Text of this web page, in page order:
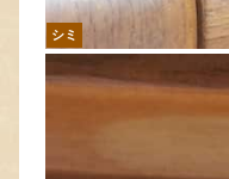
シミ